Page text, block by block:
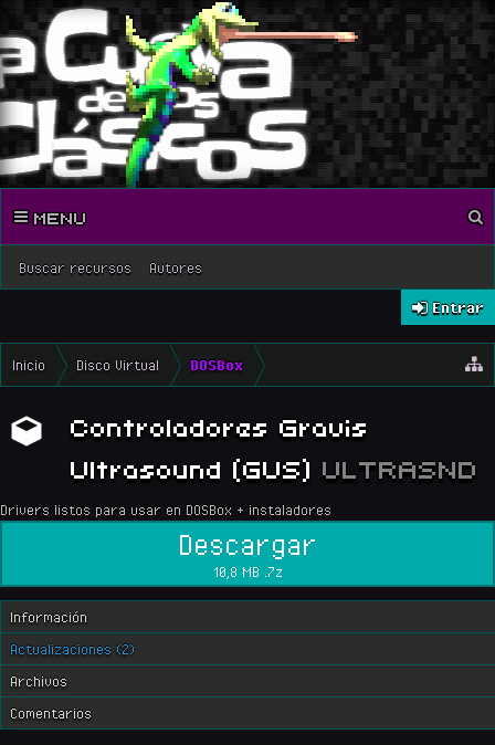
Buscar recursos Autores
MENU
Entrar
Inicio Disco Virtual DOSBox
Descargar
10,8 MB .7z
Controladores Gravis
Ultrasound (GUS) ULTRASND
Drivers listos para usar en DOSBox + instaladores
Información
Actualizaciones (2)
Archivos
Comentarios